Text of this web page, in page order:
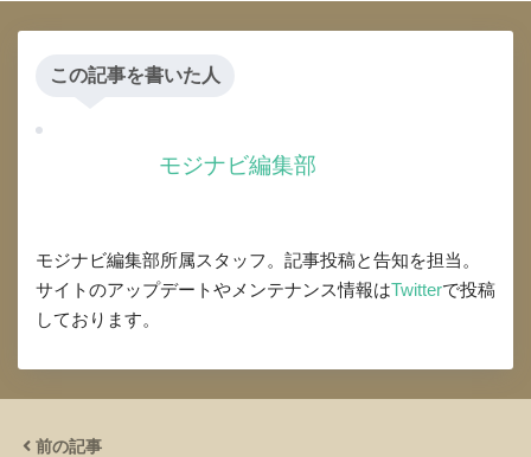
この記事を書いた人
モジナビ編集部
モジナビ編集部所属スタッフ。記事投稿と告知を担当。
サイトのアップデートやメンテナンス情報はTwitterで投稿
しております。
前の記事